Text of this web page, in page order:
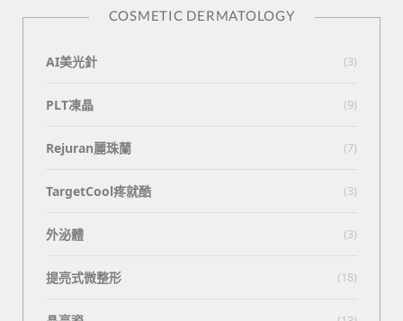
COSMETIC DERMATOLOGY
AI美光針 (3)
PLT凍晶 (9)
Rejuran麗珠蘭 (7)
TargetCool疼就酷 (3)
外泌體 (3)
提亮式微整形 (18)